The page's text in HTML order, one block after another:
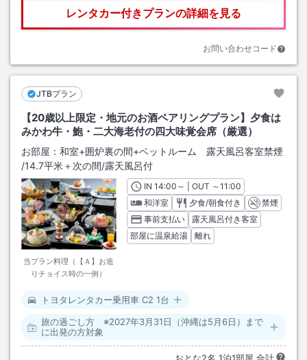
レンタカー付きプランの詳細を見る
お問い合わせコード
JTBプラン
【20歳以上限定・地元のお酒ペアリングプラン】夕食は
みかわ牛・鮑・二大海老付の四大味覚会席（厳選）
お部屋： 和室+囲炉裏の間+ベットルーム 露天風呂客室禁煙
/14.7平米＋次の間/露天風呂付
当プラン料理（【Ａ】お造
りチョイス時の一例）
INチェックイン
14:00 ～ | OUT チェックアウト
～11:00
和洋室
夕食/朝食付き
禁煙
事前支払い
露天風呂付き客室
部屋に温泉給湯
離れ
トヨタレンタカー乗用車 C2 1台
旅の過ごし方 ※2027年3月31日（沖縄は5月6日）まで
に出発の方対象